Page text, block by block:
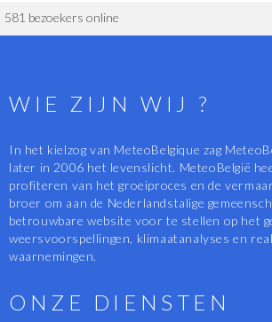
581 bezoekers online
WIE ZIJN WIJ ?
In het kielzog van MeteoBelgique zag
later in 2006 het levenslicht. MeteoBelgië
profiteren van het groeiproces en de
broer om aan de Nederlandstalige
betrouwbare website voor te stellen op het
weersvoorspellingen, klimaatanalyses en
waarnemingen.
ONZE DIENSTEN